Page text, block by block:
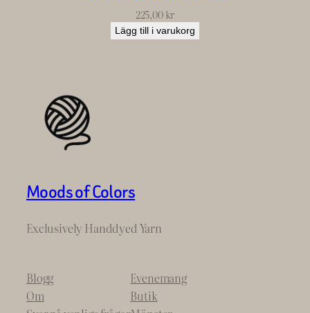
225,00kr
Lägg till i varukorg
Moods of Colors
Exclusively Handdyed Yarn
Blogg
Om
Evenemang
Butik